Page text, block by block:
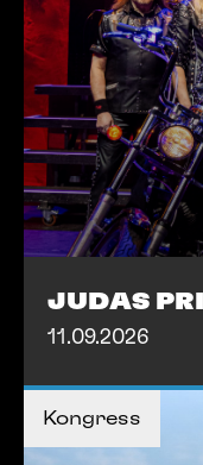
JUDAS
11.09.2026
Kongress